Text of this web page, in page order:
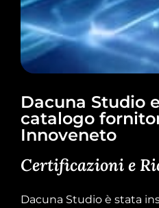
Dacuna Studio
catalogo
Innoveneto
Certificazioni e
Dacuna Studio è stata